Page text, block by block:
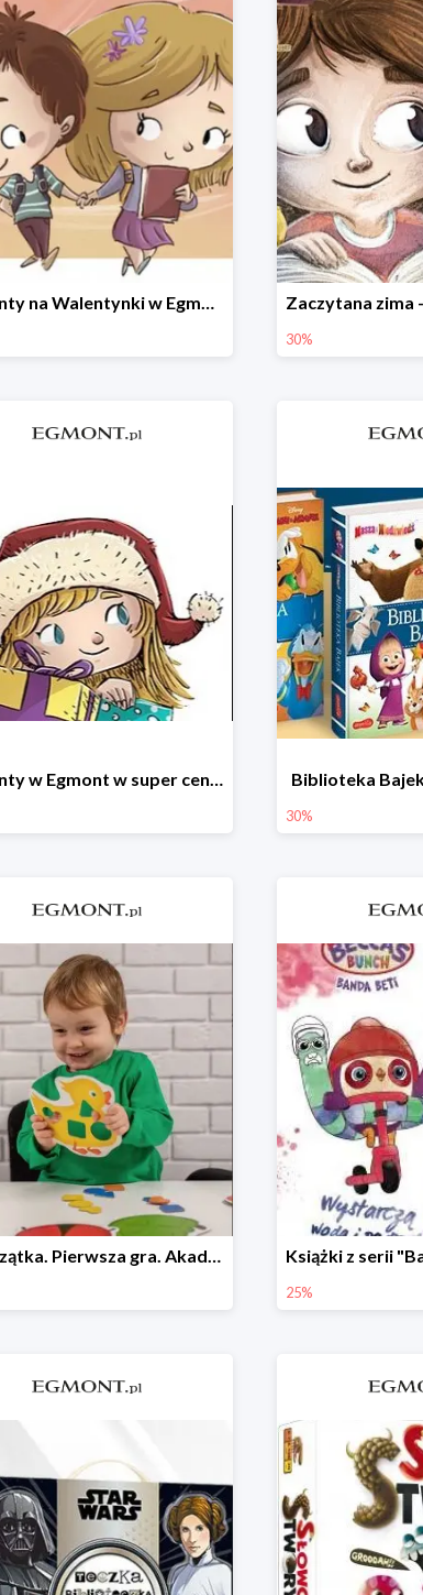
Prezenty na Walentynki w Egmont do -30%
30%
Prezenty w Egmont w super cenach Biblioteka
30%
Zwierzątka. Pierwsza gra. Akademia Mądrego Dziecka
25%